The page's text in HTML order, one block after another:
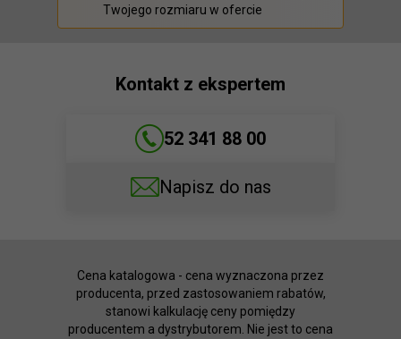
Twojego rozmiaru w ofercie
Kontakt z ekspertem
52 341 88 00
Napisz do nas
Cena katalogowa - cena wyznaczona przez
producenta, przed zastosowaniem rabatów,
stanowi kalkulację ceny pomiędzy
producentem a dystrybutorem. Nie jest to cena